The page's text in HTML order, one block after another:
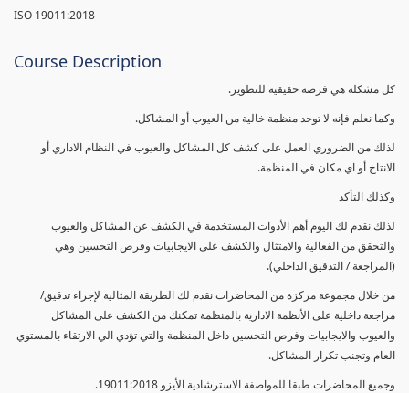
ISO 19011:2018
Course Description
كل مشكلة هي فرصة حقيقية للتطوير.
وكما نعلم فإنه لا توجد منظمة خالية من العيوب أو المشاكل.
لذلك من الضروري العمل على كشف كل المشاكل والعيوب في النظام الاداري أو
الانتاج أو اي مكان في المنظمة.
وكذلك التأكد
لذلك نقدم لك اليوم أهم الأدوات المستخدمة في الكشف عن المشاكل والعيوب
والتحقق من الفعالية والامتثال والكشف على الايجابيات وفرص التحسين وهي
(المراجعة / التدقيق الداخلي).
من خلال مجموعة مركزة من المحاضرات نقدم لك الطريقة المثالية لإجراء تدقيق/
مراجعة داخلية على الأنظمة الادارية بالمنظمة تمكنك من الكشف على المشاكل
والعيوب والايجابيات وفرص التحسين داخل المنظمة والتي تؤدي الي الارتقاء بالمستوي
العام وتجنب تكرار المشاكل.
وجميع المحاضرات طبقا للمواصفة الاسترشادية الأيزو 19011:2018.